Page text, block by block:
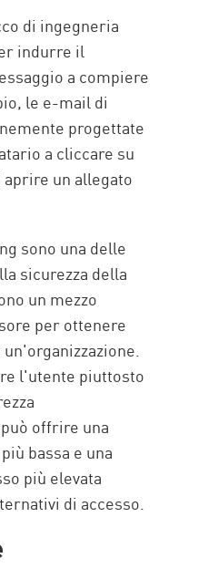
di ingegneria
indurre il
a compiere
le e-mail di
progettate
a cliccare su
aprire un allegato
sono una delle
sicurezza della
un mezzo
per ottenere
l'utente piuttosto
offrire una
bassa e una
più elevata
di accesso.